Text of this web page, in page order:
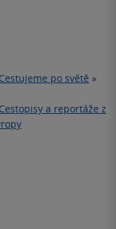
Cestujeme po světě »
Cestopisy a reportáže z